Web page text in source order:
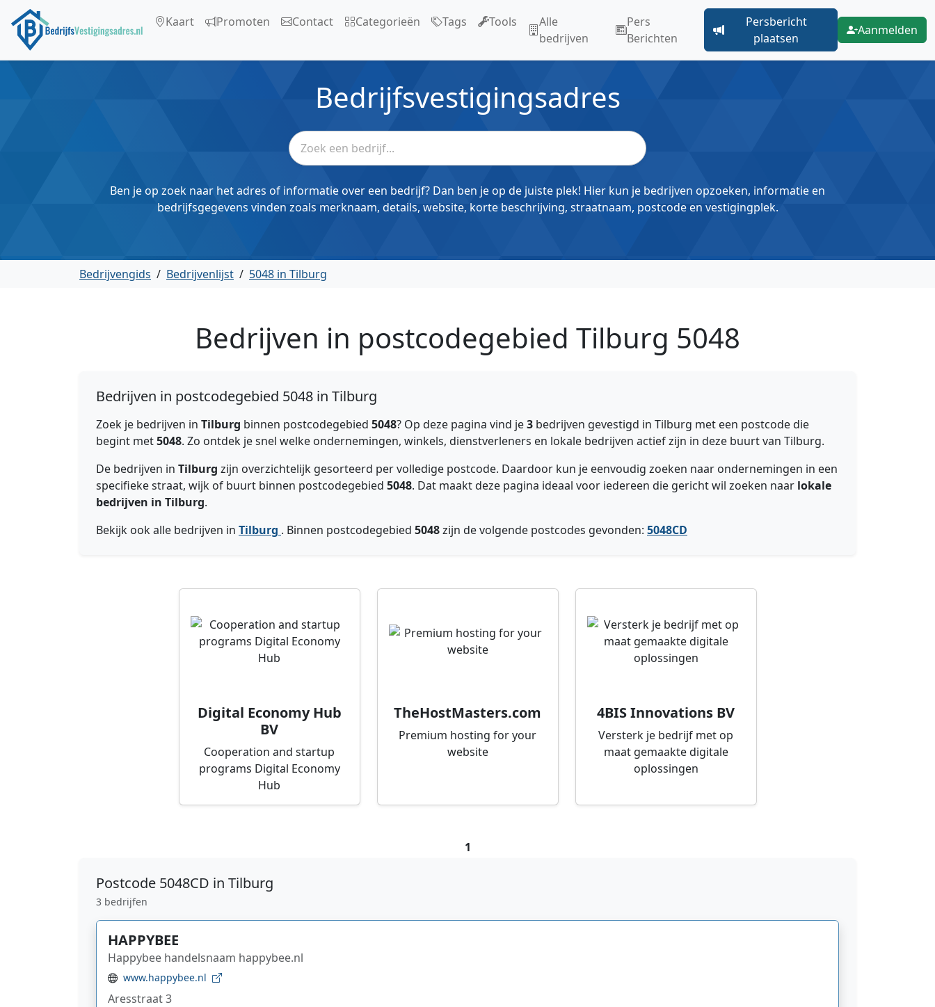
Kaart Promoten Contact Categorieën Tags Tools
Alle
bedrijven
Pers
Berichten
Persbericht
plaatsen
Aanmelden
Bedrijfsvestigingsadres
Ben je op zoek naar het adres of informatie over een bedrijf? Dan ben je op de juiste plek! Hier kun je bedrijven opzoeken, informatie en
bedrijfsgegevens vinden zoals merknaam, details, website, korte beschrijving, straatnaam, postcode en vestigingplek.
Bedrijvengids / Bedrijvenlijst / 5048 in Tilburg
Bedrijven in postcodegebied Tilburg 5048
Bedrijven in postcodegebied 5048 in Tilburg
Zoek je bedrijven in Tilburg binnen postcodegebied 5048? Op deze pagina vind je3 bedrijven gevestigd in Tilburg met een postcode die
begint met5048. Zo ontdek je snel welke ondernemingen, winkels, dienstverleners en lokale bedrijven actief zijn in deze buurt van Tilburg.
De bedrijven in Tilburg zijn overzichtelijk gesorteerd per volledige postcode. Daardoor kun je eenvoudig zoeken naar ondernemingen in een
specifieke straat, wijk of buurt binnen postcodegebied 5048. Dat maakt deze pagina ideaal voor iedereen die gericht wil zoeken naar lokale
bedrijven in Tilburg.
Bekijk ook alle bedrijven in Tilburg . Binnen postcodegebied 5048zijn de volgende postcodes gevonden: 5048CD
Digital Economy Hub
BV
Cooperation and startup
programs Digital Economy
Hub
TheHostMasters.com
Premium hosting for your
website
4BIS Innovations BV
Versterk je bedrijf met op
maat gemaakte digitale
oplossingen
1
Postcode 5048CD in Tilburg
3 bedrijfen
HAPPYBEE
Happybee handelsnaam happybee.nl
www.happybee.nl
Aresstraat 3